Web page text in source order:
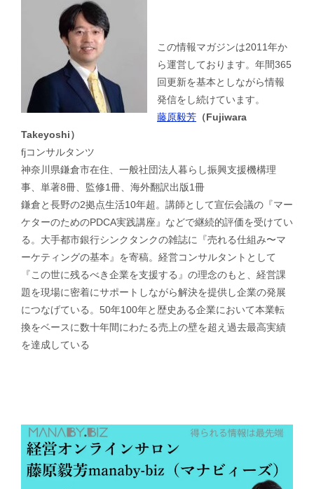
この情報マガジンは2011年か
ら運営しております。年間365
回更新を基本としながら情報
発信をし続けています。
藤原毅芳 （Fujiwara
Takeyoshi）
fjコンサルタンツ
神奈川県鎌倉市在住、一般社団法人暮らし振興支援機構理
事、単著8冊、監修1冊、海外翻訳出版1冊
鎌倉と長野の2拠点生活10年超。講師として宣伝会議の『マー
ケターのためのPDCA実践講座』などで継続的評価を受けてい
る。大手都市銀行シンクタンクの雑誌に『売れる仕組み〜マ
ーケティングの基本』を寄稿。経営コンサルタントとして
『この世に残るべき企業を支援する』の理念のもと、経営課
題を現場に密着にサポートしながら解決を提供し企業の発展
につなげている。50年100年と歴史ある企業において本業転
換をベースに数十年間にわたる売上の壁を超え過去最高実績
を達成している